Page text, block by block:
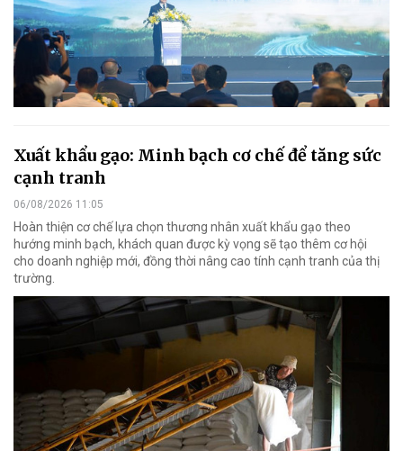
Xuất khẩu gạo: Minh bạch cơ chế để tăng sức
cạnh tranh
06/08/2026 11:05
Hoàn thiện cơ chế lựa chọn thương nhân xuất khẩu gạo theo
hướng minh bạch, khách quan được kỳ vọng sẽ tạo thêm cơ hội
cho doanh nghiệp mới, đồng thời nâng cao tính cạnh tranh của thị
trường.